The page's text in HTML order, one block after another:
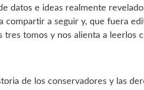
datos e ideas realmente
compartir a seguir y, que fuera
tres tomos y nos alienta a leerlos
de los conservadores y las